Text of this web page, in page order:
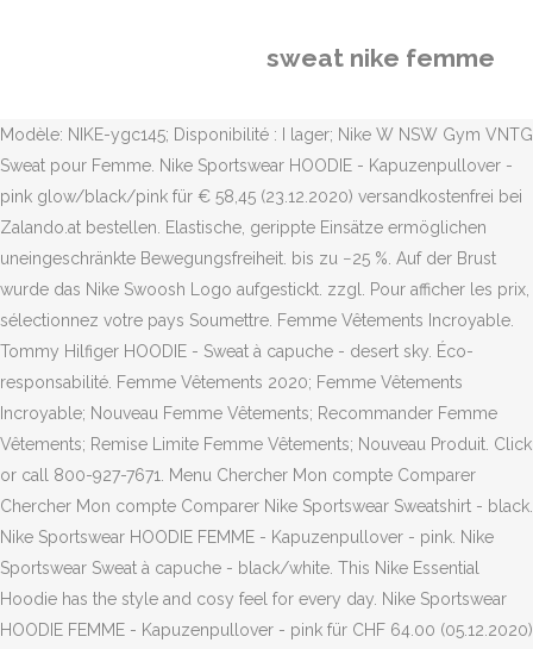
sweat nike femme
Modèle: NIKE-ygc145; Disponibilité : I lager; Nike W NSW Gym VNTG
Sweat pour Femme. Nike Sportswear HOODIE - Kapuzenpullover -
pink glow/black/pink für € 58,45 (23.12.2020) versandkostenfrei bei
Zalando.at bestellen. Elastische, gerippte Einsätze ermöglichen
uneingeschränkte Bewegungsfreiheit. bis zu −25 %. Auf der Brust
wurde das Nike Swoosh Logo aufgestickt. zzgl. Pour afficher les prix,
sélectionnez votre pays Soumettre. Femme Vêtements Incroyable.
Tommy Hilfiger HOODIE - Sweat à capuche - desert sky. Éco-
responsabilité. Femme Vêtements 2020; Femme Vêtements
Incroyable; Nouveau Femme Vêtements; Recommander Femme
Vêtements; Remise Limite Femme Vêtements; Nouveau Produit. Click
or call 800-927-7671. Menu Chercher Mon compte Comparer
Chercher Mon compte Comparer Nike Sportswear Sweatshirt - black.
Nike Sportswear HOODIE FEMME - Kapuzenpullover - pink. Nike
Sportswear Sweat à capuche - black/white. This Nike Essential
Hoodie has the style and cosy feel for every day. Nike Sportswear
HOODIE FEMME - Kapuzenpullover - pink für CHF 64.00 (05.12.2020)